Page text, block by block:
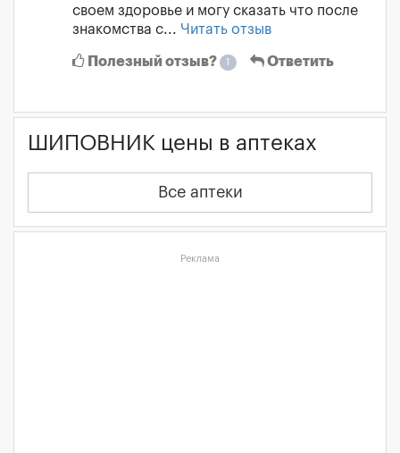
своем здоровье и могу сказать что после
знакомства с... Читать отзыв
Полезный отзыв? 1 Ответить
ШИПОВНИК цены в аптеках
Все аптеки
Реклама